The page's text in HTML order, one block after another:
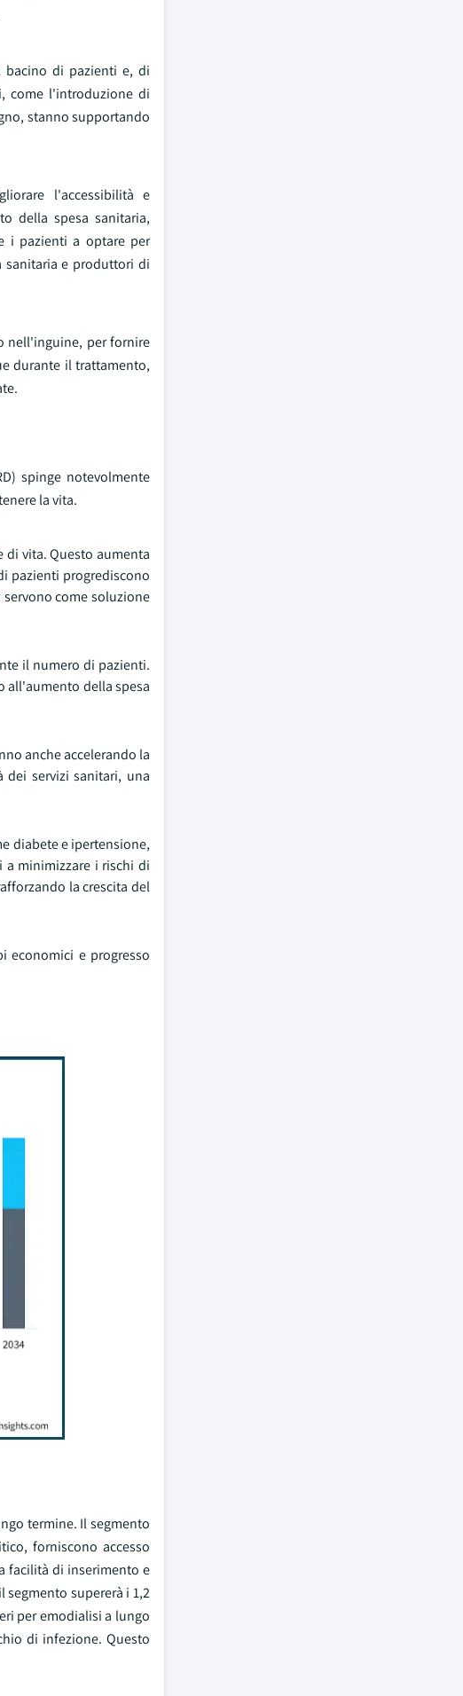
di pazienti e, di
come l'introduzione di
stanno supportando
l'accessibilità e
della spesa sanitaria,
i pazienti a optare per
e produttori di
nell'inguine, per fornire
durante il trattamento,
spinge notevolmente
la vita.
di vita. Questo aumenta
pazienti progrediscono
come soluzione
il numero di pazienti.
all'aumento della spesa
anche accelerando la
servizi sanitari, una
diabete e ipertensione,
minimizzare i rischi di
la crescita del
economici e progresso
termine. Il segmento
forniscono accesso
facilità di inserimento e
supererà i 1,2
per emodialisi a lungo
di infezione. Questo